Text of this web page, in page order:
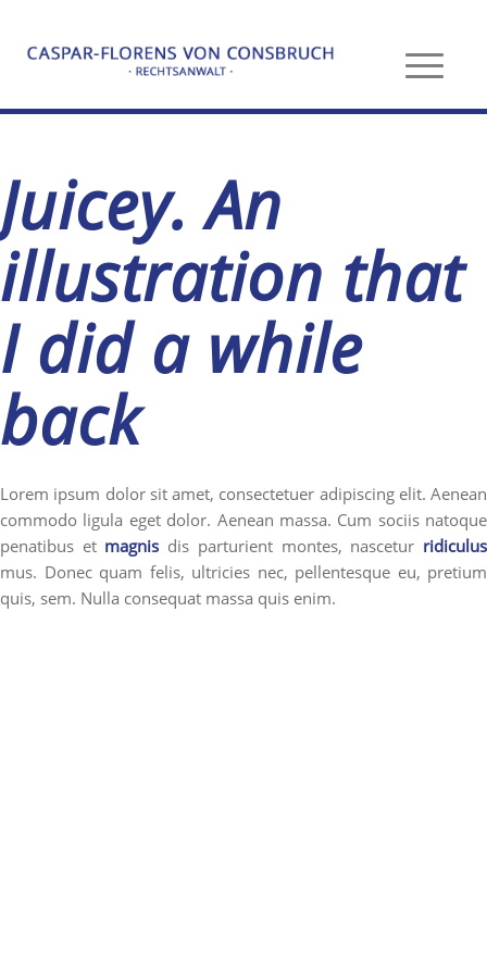
Juicey. An
illustration that
I did a while
back
Lorem ipsum dolor sit amet, consectetuer adipiscing elit. Aenean
commodo ligula eget dolor. Aenean massa. Cum sociis natoque
penatibus et magnis dis parturient montes, nascetur ridiculus
mus. Donec quam felis, ultricies nec, pellentesque eu, pretium
quis, sem. Nulla consequat massa quis enim.